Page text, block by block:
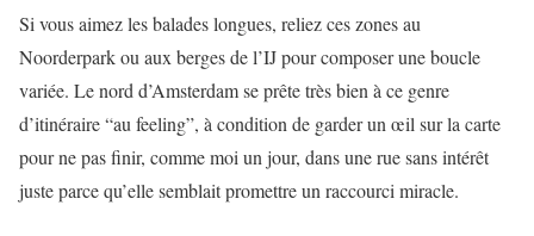
Si vous aimez les balades longues, reliez ces zones au
Noorderpark ou aux berges de l’IJ pour composer une boucle
variée. Le nord d’Amsterdam se prête très bien à ce genre
d’itinéraire “au feeling”, à condition de garder un œil sur la carte
pour ne pas finir, comme moi un jour, dans une rue sans intérêt
juste parce qu’elle semblait promettre un raccourci miracle.